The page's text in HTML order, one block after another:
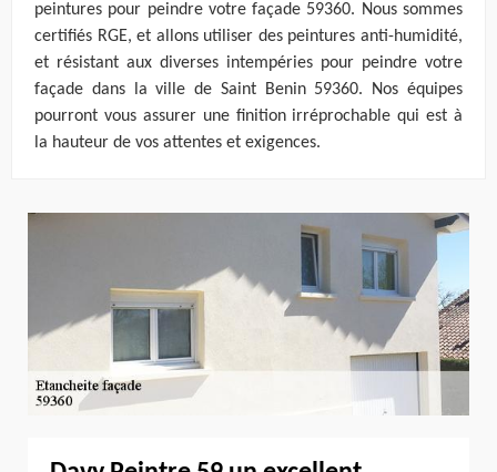
peintures pour peindre votre façade 59360. Nous sommes
certifiés RGE, et allons utiliser des peintures anti-humidité,
et résistant aux diverses intempéries pour peindre votre
façade dans la ville de Saint Benin 59360. Nos équipes
pourront vous assurer une finition irréprochable qui est à
la hauteur de vos attentes et exigences.